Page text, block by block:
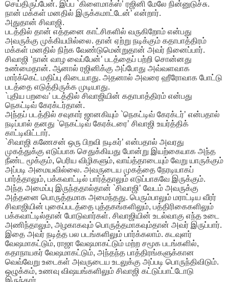
செய்திருப்பேன். இப்ப `கிளைமாக்ஸ்’ ரஜினி மேலே நின்னுடுச்சு.
நான் மக்கள் மனதில் இருக்கமாட்டேன்’ என்றார்.
அதுதான் சிவாஜி.
படத்தில் தான் எத்தனை காட்சிகளில் வருகிறோம் என்பது
அவருக்கு முக்கியமில்லை. தான் ஏற்று நடிக்கும் கதாபாத்திரம்
மக்கள் மனதில் நிற்க வேண்டுமென்றுதான் அவர் நினைப்பார்.
சிவாஜி ‘நான் வாழ வைப்பேன்’ படத்தைப் பற்றி சொன்னது
உண்மைதான். ஆனால் ரஜினிக்கு அப்போது அவ்வளவாக
மார்க்கெட் மதிப்பு கிடையாது. அதனால் அவரை ஹீரோவாக போட்டு
படத்தை எடுத்திருக்க முடியாது.
`புதிய பறவை’ படத்தில் சிவாஜியின் கதாபாத்திரம் என்பது
நெகட்டிவ் கேரக்டர்தான்.
அந்தப் படத்தில் சவுகார் ஜானகியும் `நெகட்டிவ் கேரக்டர்’ என்பதால்
நடிப்பால் தனது `நெகட்டிவ் கேரக்டரை’ சிவாஜி உயர்த்திக்
காட்டிவிட்டார்.
`சிவாஜி கணேசன் ஒரு பிறவி நடிகர்’ என்பதால் அவரது
முகத்துக்கு எடுப்பாக செதுக்கியது போன்று இயற்கையாக அந்த
நீண்ட மூக்கும், பெரிய விழிகளும், வாய்த்தாடையும் வேறு யாருக்கும்
அப்படி அமையவில்லை. அவருடைய முகத்தை நேரடியாகப்
பார்த்தாலும், பக்கவாட்டில் பார்த்தாலும் எடுப்பாகவே இருக்கும்.
அந்த அமைப்பு இருந்ததால்தான் `சிவாஜி’ வேடம் அவருக்கு
அத்தனை பொருத்தமாக அமைந்தது. பெரும்பாலும் மராட்டிய வீரர்
சிவாஜியின் புகைப்படத்தை புத்தகங்களிலும், பத்திரிகைகளிலும்
பக்கவாட்டில்தான் போடுவார்கள். சிவாஜியின் உடல்வாகு எந்த உடை
அணிந்தாலும், அழகாகவும் பொருத்தமாகவும்தான் அவர் இருப்பார்.
இதை அவர் நடித்த பல படங்களிலும் பார்க்கலாம். கடவுளர்
வேஷமாகட்டும், ராஜா வேஷமாகட்டும் மற்ற சமூக படங்களில்,
கதாநாயகர் வேஷமாகட்டும், அந்தந்த பாத்திரங்களுக்கான
வெவ்வேறு உடைகள் அவருடைய உடலுக்கு அப்படி பொருந்திவிடும்.
ஒழுக்கம், உணவு விஷயங்களிலும் சிவாஜி கட்டுப்பாட்டோடு
இருந்தார்.